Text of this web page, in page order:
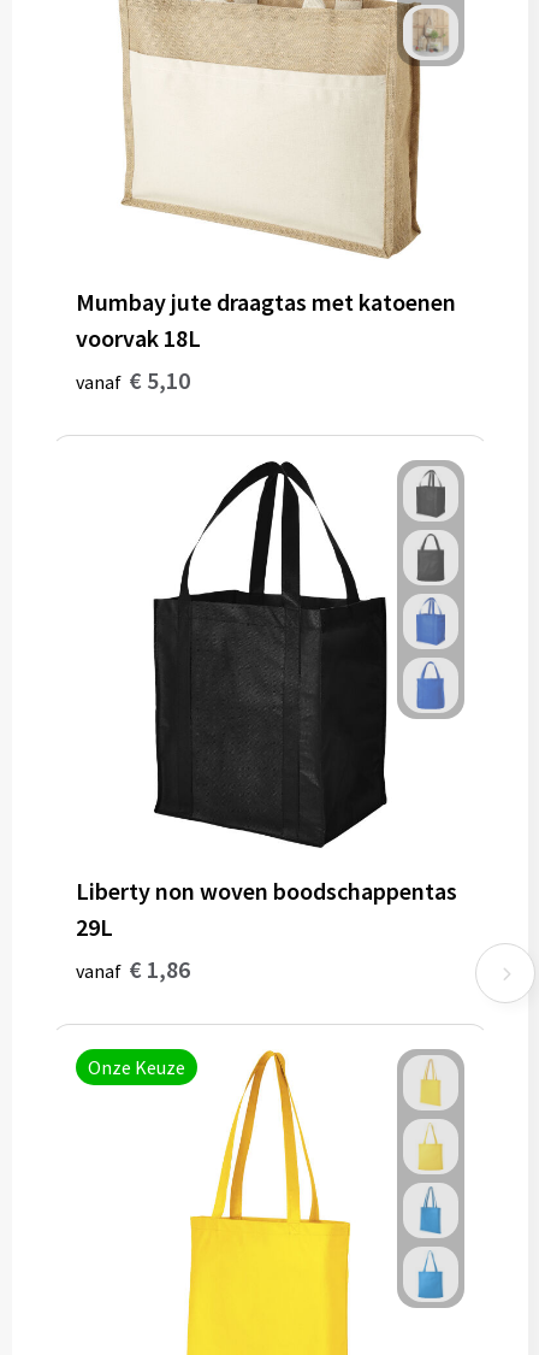
Gereedschap
Persoonlijke verzorging
Zonnebrillen
Pashouders
Mumbay jute draagtas met katoenen
voorvak 18L
vanaf € 5,10
Liberty non woven boodschappentas
29L
vanaf € 1,86
Onze Keuze